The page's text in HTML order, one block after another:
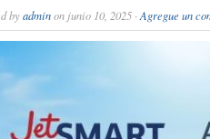
byadminon junio 10, 2025 · Agregue un